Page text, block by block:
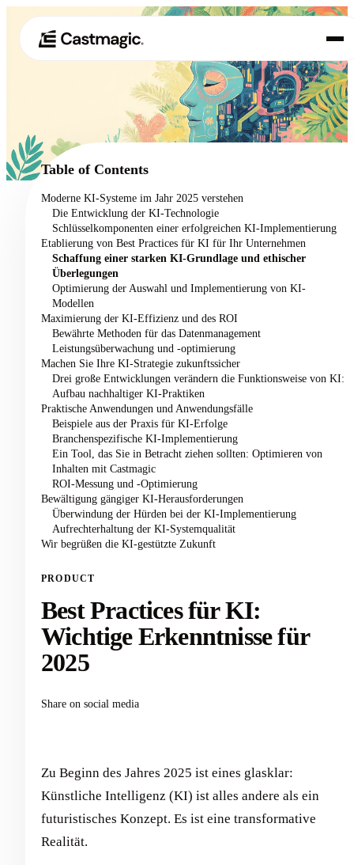
Produkt
02 Anwendungsfälle
Preisgestaltung
Über uns
Table of Contents
Moderne KI-Systeme im Jahr 2025 verstehen
Die Entwicklung der KI-Technologie
Schlüsselkomponenten einer erfolgreichen KI-Implementierung
Etablierung von Best Practices für KI für Ihr Unternehmen
Schaffung einer starken KI-Grundlage und ethischer
Überlegungen
Optimierung der Auswahl und Implementierung von KI-
Modellen
Maximierung der KI-Effizienz und des ROI
Bewährte Methoden für das Datenmanagement
Leistungsüberwachung und -optimierung
Machen Sie Ihre KI-Strategie zukunftssicher
Drei große Entwicklungen verändern die Funktionsweise von KI:
Aufbau nachhaltiger KI-Praktiken
Praktische Anwendungen und Anwendungsfälle
Beispiele aus der Praxis für KI-Erfolge
Branchenspezifische KI-Implementierung
Ein Tool, das Sie in Betracht ziehen sollten: Optimieren von
Inhalten mit Castmagic
ROI-Messung und -Optimierung
Bewältigung gängiger KI-Herausforderungen
Überwindung der Hürden bei der KI-Implementierung
Aufrechterhaltung der KI-Systemqualität
Wir begrüßen die KI-gestützte Zukunft
PRODUCT
Best Practices für KI:
Wichtige Erkenntnisse für
2025
Share on social media
Zu Beginn des Jahres 2025 ist eines glasklar:
Künstliche Intelligenz (KI) ist alles andere als ein
futuristisches Konzept. Es ist eine transformative
Realität.